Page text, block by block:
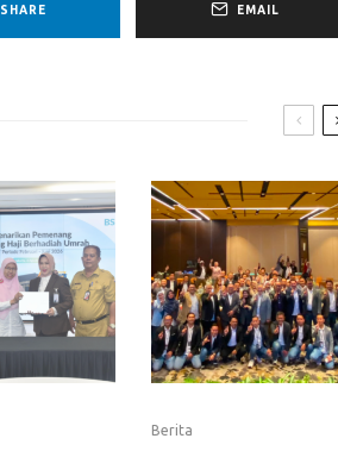
SHARE EMAIL
Berita